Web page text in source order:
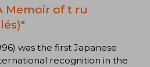
Memoir of t ru
was the first Japanese
recognition in the